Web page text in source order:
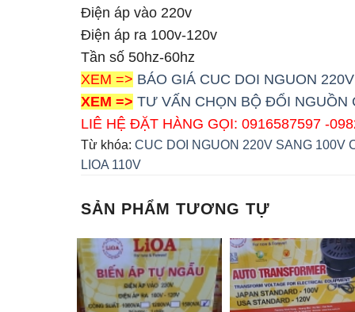
Điện áp vào 220v
Điện áp ra 100v-120v
Tần số 50hz-60hz
XEM => BÁO GIÁ CUC DOI NGUON
XEM => TƯ VẤN CHỌN BỘ ĐỔI NGUỒN
LIÊ HỆ ĐẶT HÀNG GỌI: 0916587597 -
Từ khóa: CUC DOI NGUON 220V SANG 100V
LIOA 110V
SẢN PHẨM TƯƠNG TỰ